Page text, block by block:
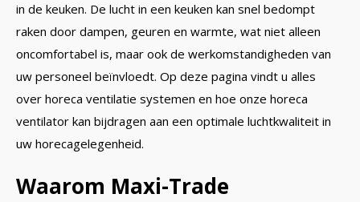
in de keuken. De lucht in een keuken kan snel bedompt
raken door dampen, geuren en warmte, wat niet alleen
oncomfortabel is, maar ook de werkomstandigheden van
uw personeel beïnvloedt. Op deze pagina vindt u alles
over horeca ventilatie systemen en hoe onze horeca
ventilator kan bijdragen aan een optimale luchtkwaliteit in
uw horecagelegenheid.
Waarom Maxi-Trade